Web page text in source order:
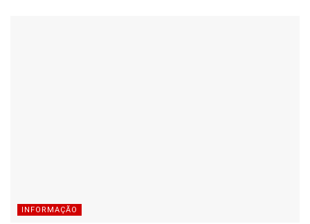
INFORMAÇÃO